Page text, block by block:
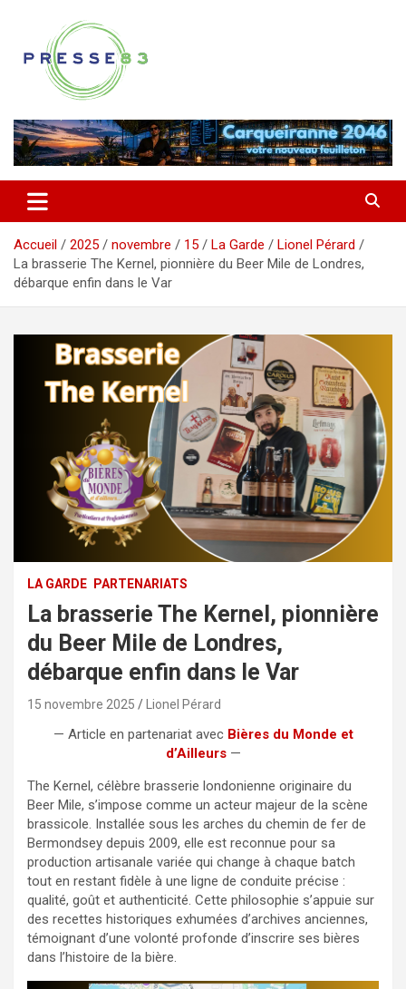
contenu
Presse 83
Accueil 2025 novembre 15 La Garde
Lionel Pérard
La brasserie The Kernel, pionnière du Beer Mile de Londres,
débarque enfin dans le Var
LA GARDE PARTENARIATS
La brasserie The Kernel, pionnière
du Beer Mile de Londres,
débarque enfin dans le Var
15 novembre 2025 Lionel Pérard
— Article en partenariat avec Bières du Monde et
d’Ailleurs—
The Kernel, célèbre brasserie londonienne originaire du
Beer Mile, s’impose comme un acteur majeur de la scène
brassicole. Installée sous les arches du chemin de fer de
Bermondsey depuis 2009, elle est reconnue pour sa
production artisanale variée qui change à chaque batch
tout en restant fidèle à une ligne de conduite précise :
qualité, goût et authenticité. Cette philosophie s’appuie sur
des recettes historiques exhumées d’archives anciennes,
témoignant d’une volonté profonde d’inscrire ses bières
dans l’histoire de la bière.